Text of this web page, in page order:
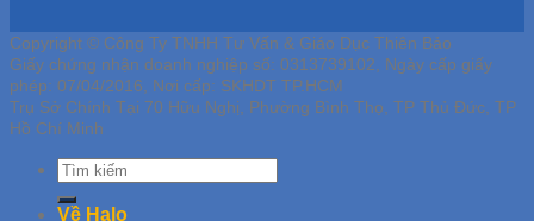
Copyright © Công Ty TNHH Tư Vấn & Giáo Dục Thiên Bảo
Giấy chứng nhận doanh nghiệp số: 0313739102, Ngày cấp giấy
phép: 07/04/2016, Nơi cấp: SKHDT TP.HCM
Trụ Sở Chính Tại 70 Hữu Nghị, Phường Bình Thọ, TP Thủ Đức, TP
Hồ Chí Minh
Về Halo